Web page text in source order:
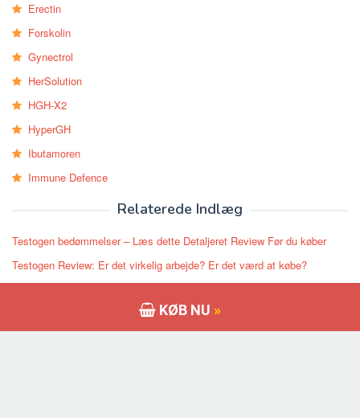
KØB NU »
Erectin
Forskolin
Gynectrol
HerSolution
HGH-X2
HyperGH
Ibutamoren
Immune Defence
Relaterede Indlæg
Testogen bedømmelser – Læs dette Detaljeret Review Før du køber
Testogen Review: Er det virkelig arbejde? Er det værd at købe?
Anmeldelser Testogen – Bedste Testosteron? Er det virkelig arbejde?